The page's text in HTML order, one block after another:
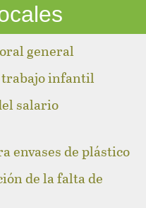
general
trabajo infantil
salario
envases de plástico
de la falta de